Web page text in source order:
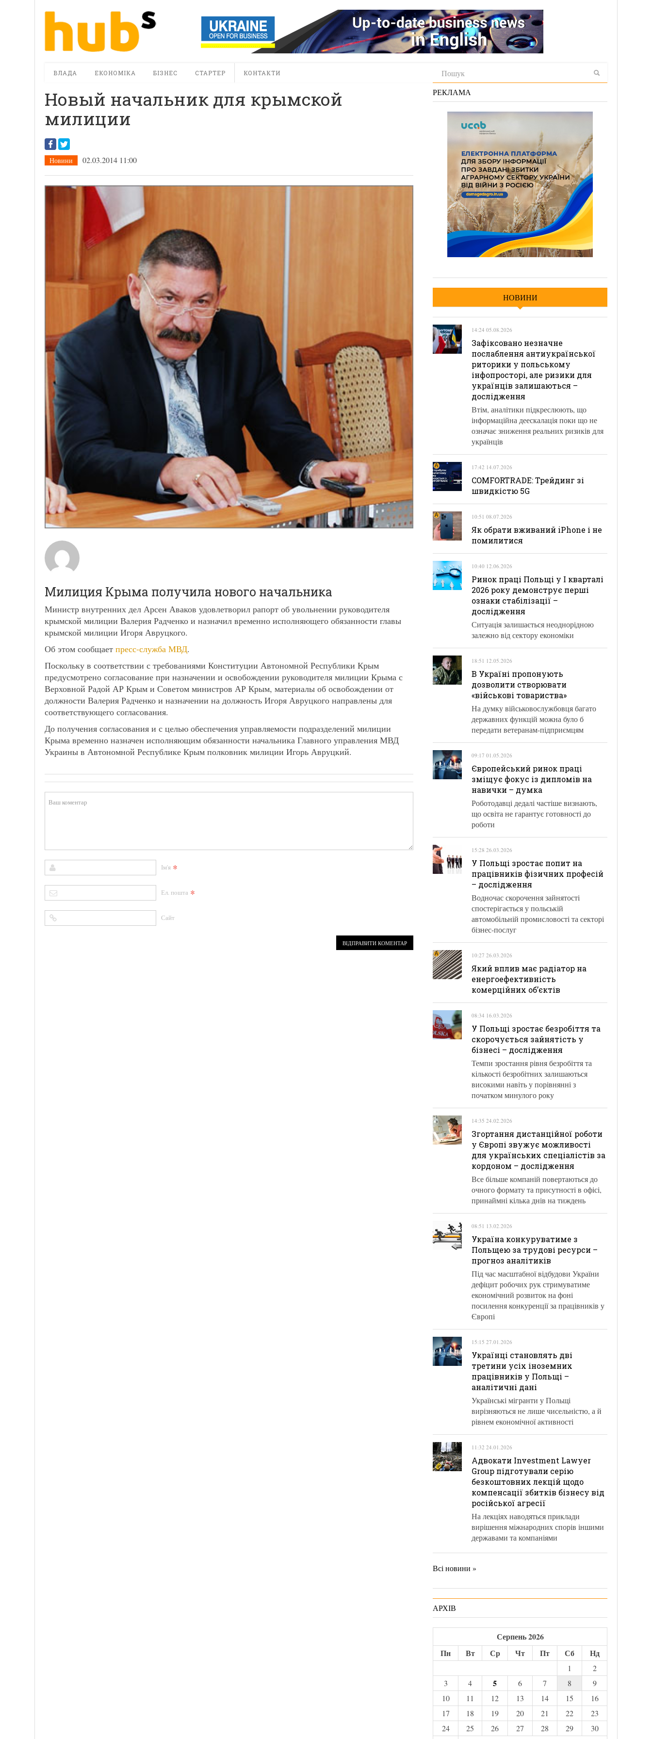
ВЛАДА ЕКОНОМІКА БІЗНЕС СТАРТЕР КОНТАКТИ
Новый начальник для крымской
милиции
Новини 02.03.2014 11:00
Милиция Крыма получила нового начальника
Министр внутренних дел Арсен Аваков удовлетворил рапорт об увольнении руководителя
крымской милиции Валерия Радченко и назначил временно исполняющего обязанности главы
крымской милиции Игоря Авруцкого.
Об этом сообщает пресс-служба МВД.
Поскольку в соответствии с требованиями Конституции Автономной Республики Крым
предусмотрено согласование при назначении и освобождении руководителя милиции Крыма с
Верховной Радой АР Крым и Советом министров АР Крым, материалы об освобождении от
должности Валерия Радченко и назначении на должность Игоря Авруцкого направлены для
соответствующего согласования.
До получения согласования и с целью обеспечения управляемости подразделений милиции
Крыма временно назначен исполняющим обязанности начальника Главного управления МВД
Украины в Автономной Республике Крым полковник милиции Игорь Авруцкий.
Ім'я *
Ел. пошта *
Сайт
РЕКЛАМА
НОВИНИ
14:24 05.08.2026
Зафіксовано незначне
послаблення антиукраїнської
риторики у польському
інфопросторі, але ризики для
українців залишаються –
дослідження
Втім, аналітики підкреслюють, що
інформаційна деескалація поки що не
означає зниження реальних ризиків для
українців
17:42 14.07.2026
COMFORTRADE: Трейдинг зі
швидкістю 5G
10:51 08.07.2026
Як обрати вживаний iPhone і не
помилитися
10:40 12.06.2026
Ринок праці Польщі у І кварталі
2026 року демонструє перші
ознаки стабілізації –
дослідження
Ситуація залишається неоднорідною
залежно від сектору економіки
18:51 12.05.2026
В Україні пропонують
дозволити створювати
«військові товариства»
На думку військовослужбовця багато
державних функцій можна було б
передати ветеранам-підприємцям
09:17 01.05.2026
Європейський ринок праці
зміщує фокус із дипломів на
навички – думка
Роботодавці дедалі частіше визнають,
що освіта не гарантує готовності до
роботи
15:28 26.03.2026
У Польщі зростає попит на
працівників фізичних професій
– дослідження
Водночас скорочення зайнятості
спостерігається у польській
автомобільній промисловості та секторі
бізнес-послуг
10:27 26.03.2026
Який вплив має радіатор на
енергоефективність
комерційних об’єктів
08:34 16.03.2026
У Польщі зростає безробіття та
скорочується зайнятість у
бізнесі – дослідження
Темпи зростання рівня безробіття та
кількості безробітних залишаються
високими навіть у порівнянні з
початком минулого року
14:35 24.02.2026
Згортання дистанційної роботи
у Європі звужує можливості
для українських спеціалістів за
кордоном – дослідження
Все більше компаній повертаються до
очного формату та присутності в офісі,
принаймні кілька днів на тиждень
08:51 13.02.2026
Україна конкуруватиме з
Польщею за трудові ресурси –
прогноз аналітиків
Під час масштабної відбудови України
дефіцит робочих рук стримуватиме
економічний розвиток на фоні
посилення конкуренції за працівників у
Європі
15:15 27.01.2026
Українці становлять дві
третини усіх іноземних
працівників у Польщі –
аналітичні дані
Українські мігранти у Польщі
вирізняються не лише чисельністю, а й
рівнем економічної активності
11:32 24.01.2026
Адвокати Investment Lawyer
Group підготували серію
безкоштовних лекцій щодо
компенсації збитків бізнесу від
російської агресії
На лекціях наводяться приклади
вирішення міжнародних спорів іншими
державами та компаніями
Всі новини »
АРХІВ
Серпень 2026
Пн
Вт Ср Чт Пт Сб Нд
1
2
3
4 5 6 7 8
9
10
11 12 13 14 15
16
17
18 19 20 21 22
23
24
25 26 27 28 29
30